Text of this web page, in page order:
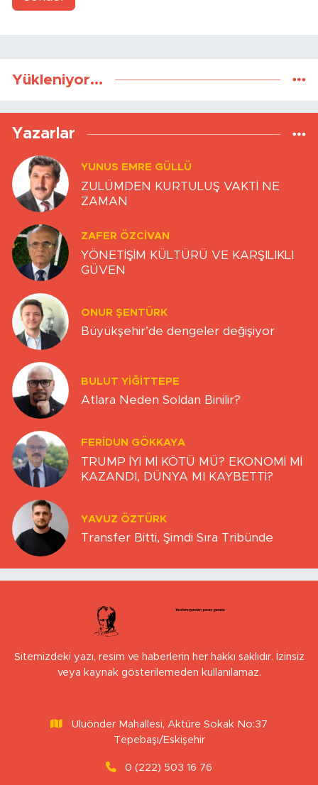
Yükleniyor...
Yazarlar
YUNUS EMRE GÜLLÜ
ZULÜMDEN KURTULUŞ VAKTİ NE
ZAMAN
ZAFER ÖZCIVAN
YÖNETİŞİM KÜLTÜRÜ VE KARŞILIKLI
GÜVEN
ONUR ŞENTÜRK
Büyükşehir’de dengeler değişiyor
BULUT YİĞİTTEPE
Atlara Neden Soldan Binilir?
FERIDUN GÖKKAYA
TRUMP İYİ Mİ KÖTÜ MÜ? EKONOMİ Mİ
KAZANDI, DÜNYA MI KAYBETTİ?
YAVUZ ÖZTÜRK
Transfer Bitti, Şimdi Sıra Tribünde
Sitemizdeki yazı, resim ve haberlerin her hakkı saklıdır. İzinsiz
veya kaynak gösterilemeden kullanılamaz.
Uluönder Mahallesi, Aktüre Sokak No:37
Tepebaşı/Eskişehir
0 (222) 503 16 76